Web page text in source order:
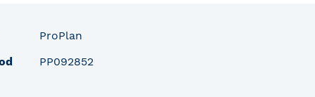
ProPlan
PP092852